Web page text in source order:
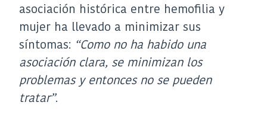
asociación histórica entre hemofilia y
mujer ha llevado a minimizar sus
síntomas: “Como no ha habido una
asociación clara, se minimizan los
problemas y entonces no se pueden
tratar”.